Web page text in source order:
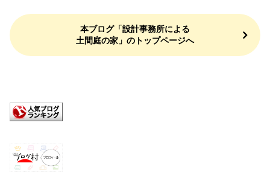
本ブログ「設計事務所による
土間庭の家」のトップページへ